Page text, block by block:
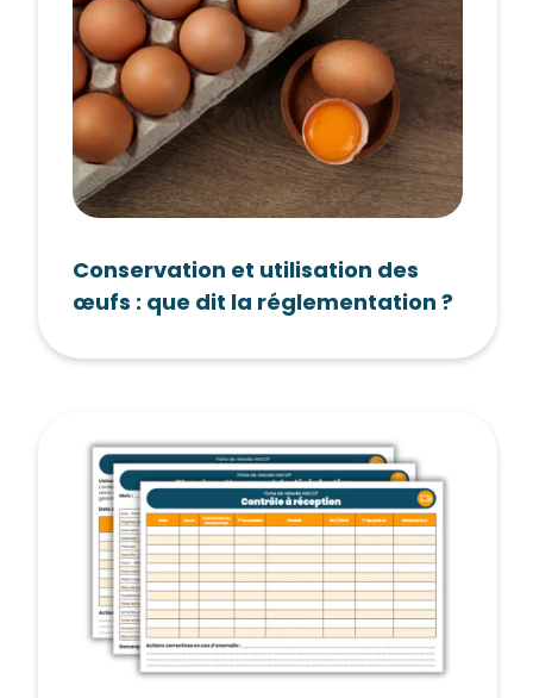
Conservation et utilisation des
œufs : que dit la réglementation ?